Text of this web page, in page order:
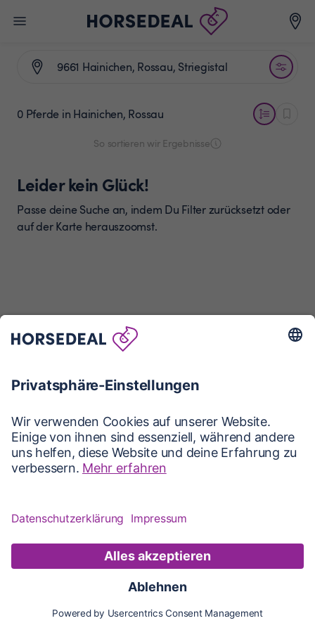
Karte Updates Konto
Karte
0 Pferde in Hainichen, Rossau
So sortieren wir Ergebnisse
Leider kein Glück!
Passe deine Suche an, indem Du Filter zurücksetzt oder
auf der Karte herauszoomst.